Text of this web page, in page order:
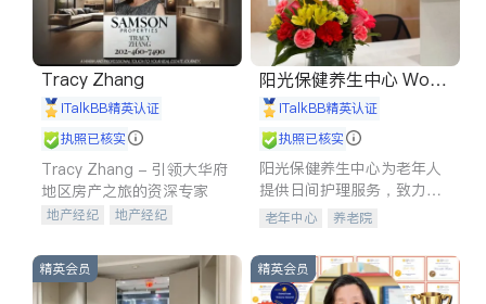
Tracy Zhang
iTalkBB精英认证
执照已核实
Tracy Zhang - 引领大华府
地区房产之旅的资深专家
地产经纪
地产经纪
商铺租售
开发商建商
阳光保健养生中心 World
shine
iTalkBB精英认证
执照已核实
阳光保健养生中心为老年人
提供日间护理服务，致力于
通过持续的护理创新来有效
老年中心 养老院
精英会员 精英会员